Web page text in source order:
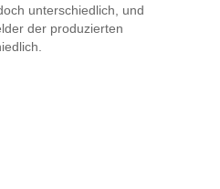
unterschiedlich, und
der produzierten